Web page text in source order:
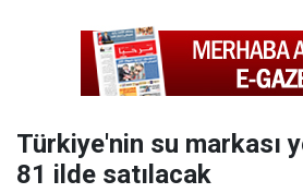
Türkiye'nin su markası
81 ilde satılacak